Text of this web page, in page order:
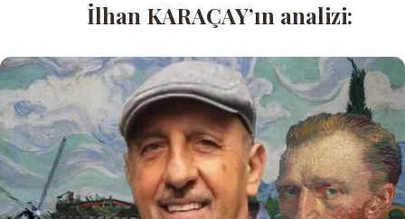
İlhan KARAÇAY’ın analizi: